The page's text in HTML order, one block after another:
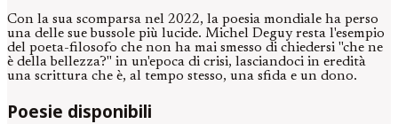
Con la sua scomparsa nel 2022, la poesia mondiale ha perso
una delle sue bussole più lucide. Michel Deguy resta l'esempio
del poeta-filosofo che non ha mai smesso di chiedersi "che ne
è della bellezza?" in un'epoca di crisi, lasciandoci in eredità
una scrittura che è, al tempo stesso, una sfida e un dono.
Poesie disponibili